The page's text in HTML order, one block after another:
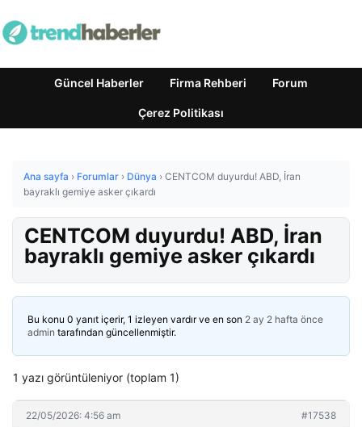
Güncel Haberler Firma Rehberi Forum
Çerez Politikası
Ana sayfa › Forumlar › Dünya › CENTCOM duyurdu! ABD, İran
bayraklı gemiye asker çıkardı
CENTCOM duyurdu! ABD, İran
bayraklı gemiye asker çıkardı
Bu konu 0 yanıt içerir, 1 izleyen vardır ve en son 2 ay 2 hafta önce
admin tarafından güncellenmiştir.
1 yazı görüntüleniyor (toplam 1)
22/05/2026: 4:56 am #17538